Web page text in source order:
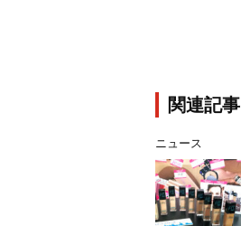
関連記事
ニュース